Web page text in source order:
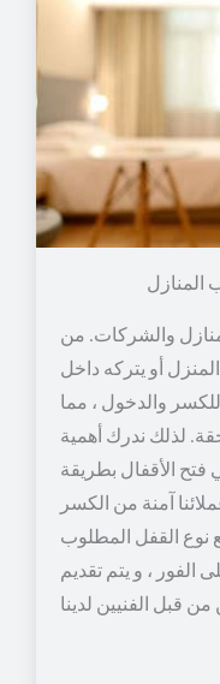
المنازل
والشركات. من
أو يتركه داخل
والدخول ، مما
لذلك ندرك أهمية
الأقفال بطريقة
آمنة من الكسر
القفل المطلوب
الفور ، و يتم تقديم